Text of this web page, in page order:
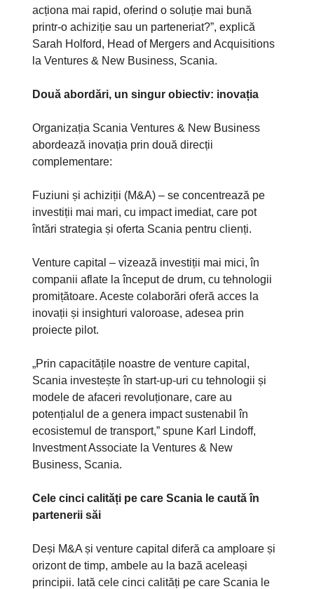
acționa mai rapid, oferind o soluție mai bună
printr-o achiziție sau un parteneriat?”, explică
Sarah Holford, Head of Mergers and Acquisitions
la Ventures & New Business, Scania.
Două abordări, un singur obiectiv: inovația
Organizația Scania Ventures & New Business
abordează inovația prin două direcții
complementare:
Fuziuni și achiziții (M&A) – se concentrează pe
investiții mai mari, cu impact imediat, care pot
întări strategia și oferta Scania pentru clienți.
Venture capital – vizează investiții mai mici, în
companii aflate la început de drum, cu tehnologii
promițătoare. Aceste colaborări oferă acces la
inovații și insighturi valoroase, adesea prin
proiecte pilot.
„Prin capacitățile noastre de venture capital,
Scania investește în start-up-uri cu tehnologii și
modele de afaceri revoluționare, care au
potențialul de a genera impact sustenabil în
ecosistemul de transport,” spune Karl Lindoff,
Investment Associate la Ventures & New
Business, Scania.
Cele cinci calități pe care Scania le caută în
partenerii săi
Deși M&A și venture capital diferă ca amploare și
orizont de timp, ambele au la bază aceleași
principii. Iată cele cinci calități pe care Scania le